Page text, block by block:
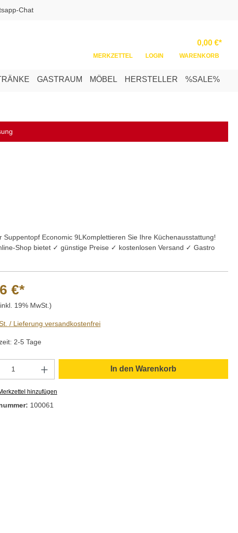
Chat
MERKZETTEL LOGIN
0,00 €*
WARENKORB
GASTRAUM MÖBEL HERSTELLER %SALE%
Suppentopf Economic 9LKomplettieren Sie Ihre Küchenausstattung!
Shop bietet ✓ günstige Preise ✓ kostenlosen Versand ✓ Gastro
€*
19% MwSt.)
/ Lieferung versandkostenfrei
2-5 Tage
Anzahl: Gib den gewünschten Wert ein
In den Warenkorb
hinzufügen
100061